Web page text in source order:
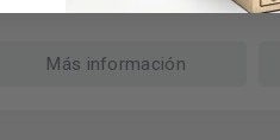
Más información